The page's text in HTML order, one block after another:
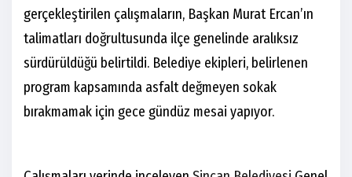
gerçekleştirilen çalışmaların, Başkan Murat Ercan’ın
talimatları doğrultusunda ilçe genelinde aralıksız
sürdürüldüğü belirtildi. Belediye ekipleri, belirlenen
program kapsamında asfalt değmeyen sokak
bırakmamak için gece gündüz mesai yapıyor.